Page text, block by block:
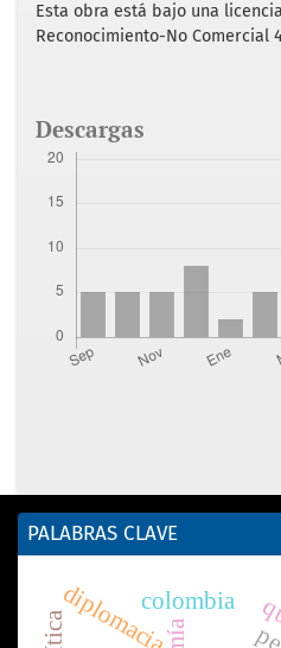
Esta obra está bajo una
Reconocimiento-No Comercial
Descargas
PALABRAS CLAVE
diplomaciacolombia